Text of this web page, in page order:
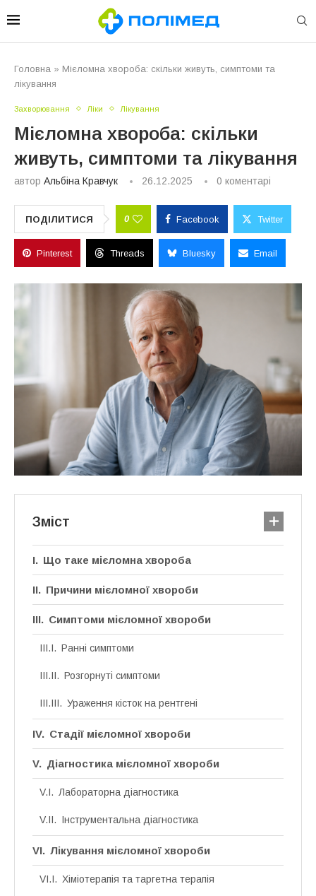
Головна » Мієломна хвороба: скільки живуть, симптоми та
лікування
Захворювання Ліки Лікування
Мієломна хвороба: скільки
живуть, симптоми та лікування
автор Альбіна Кравчук 26.12.2025 0 коментарі
ПОДІЛИТИСЯ 0 Facebook Twitter
Pinterest Threads Bluesky Email
Зміст
Що таке мієломна хвороба
Причини мієломної хвороби
Симптоми мієломної хвороби
Ранні симптоми
Розгорнуті симптоми
Ураження кісток на рентгені
Стадії мієломної хвороби
Діагностика мієломної хвороби
Лабораторна діагностика
Інструментальна діагностика
Лікування мієломної хвороби
Хіміотерапія та таргетна терапія